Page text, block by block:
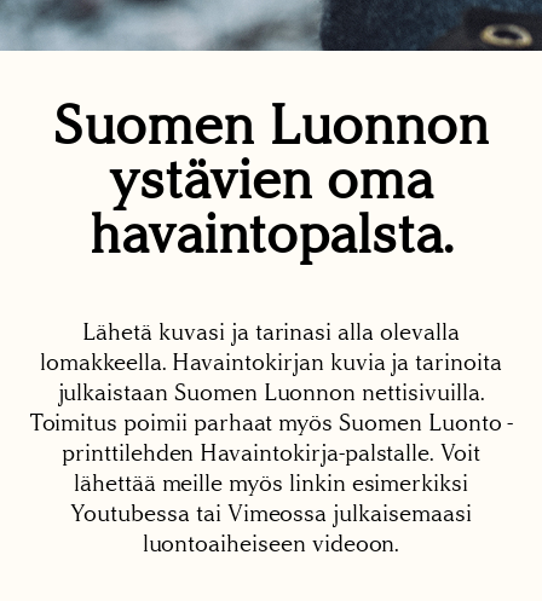
Suomen Luonnon
ystävien oma
havaintopalsta.
Lähetä kuvasi ja tarinasi alla olevalla
lomakkeella. Havaintokirjan kuvia ja tarinoita
julkaistaan Suomen Luonnon nettisivuilla.
Toimitus poimii parhaat myös Suomen Luonto -
printtilehden Havaintokirja-palstalle. Voit
lähettää meille myös linkin esimerkiksi
Youtubessa tai Vimeossa julkaisemaasi
luontoaiheiseen videoon.